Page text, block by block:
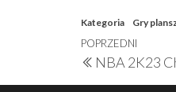
Kategoria Gry
Nawigacja
wpisu
Poprzedni
wpis
POPRZEDNI
NBA 2K23